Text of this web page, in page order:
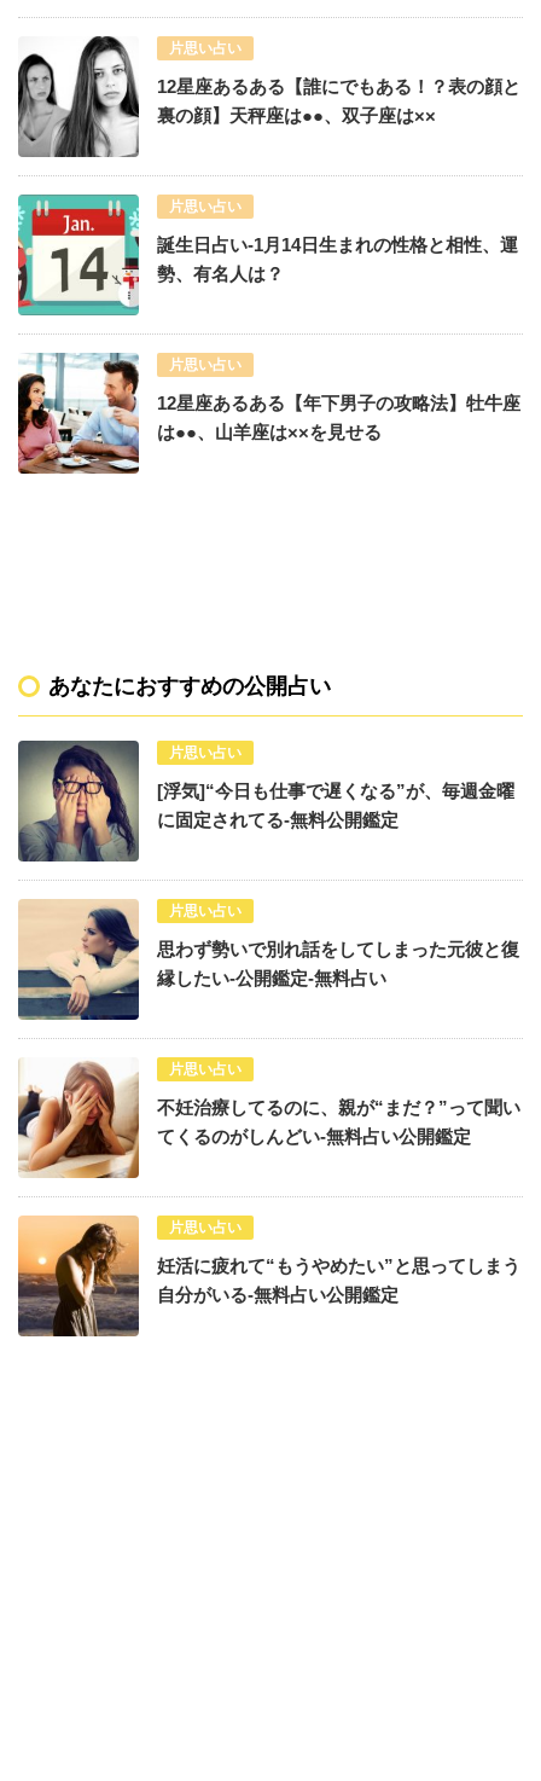
片思い占い
12星座あるある【誰にでもある！？表の顔と
裏の顔】天秤座は●●、双子座は××
片思い占い
誕生日占い-1月14日生まれの性格と相性、運
勢、有名人は？
片思い占い
12星座あるある【年下男子の攻略法】牡牛座
は●●、山羊座は××を見せる
あなたにおすすめの公開占い
片思い占い
[浮気]“今日も仕事で遅くなる”が、毎週金曜
に固定されてる-無料公開鑑定
片思い占い
思わず勢いで別れ話をしてしまった元彼と復
縁したい-公開鑑定-無料占い
片思い占い
不妊治療してるのに、親が“まだ？”って聞い
てくるのがしんどい-無料占い公開鑑定
片思い占い
妊活に疲れて“もうやめたい”と思ってしまう
自分がいる-無料占い公開鑑定